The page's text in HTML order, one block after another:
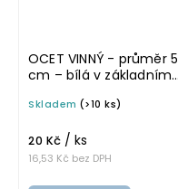
OCET VINNÝ - průměr 5
cm – bílá v základním
samolepka na
Skladem (>10 ks)
16,53 Kč bez DPH
20 Kč / ks